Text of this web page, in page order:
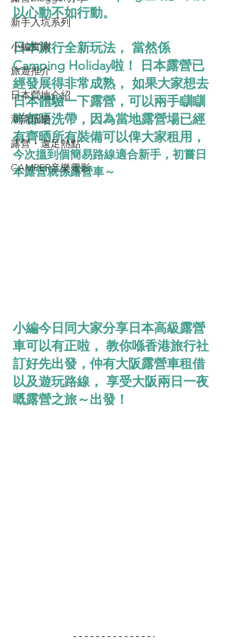
新手入坑系列
小編實測
旅遊推介
日本營地介紹
潮流玩樂
露營・遠足熱點
CAMPER音樂電影
以心動不如行動。
日本旅行全新玩法， 當然係
Camping Holiday啦！ 日本露營已
經發展得非常成熟， 如果大家想去
日本體驗一下露營，可以兩手瞓瞓
咩都唔洗帶，因為當地露營場已經
有齊晒所有裝備可以俾大家租用，
今次搵到個簡易路線適合新手，初嘗日
本露營就係露營車～
小編今日同大家分享日本高級露營
車可以有正啦， 教你喺香港旅行社
訂好先出發，仲有大阪露營車租借
以及遊玩路線， 享受大阪兩日一夜
嘅露營之旅～出發！